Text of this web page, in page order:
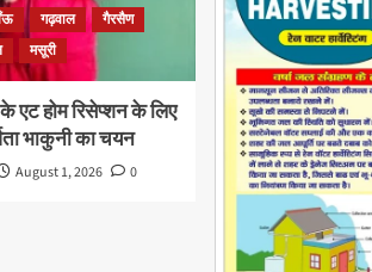
गढ़वाल
गैरसैण
मसूरी
एट होम रिसेप्शन के लिए
भाकुनी का चयन
August 1, 2026 0